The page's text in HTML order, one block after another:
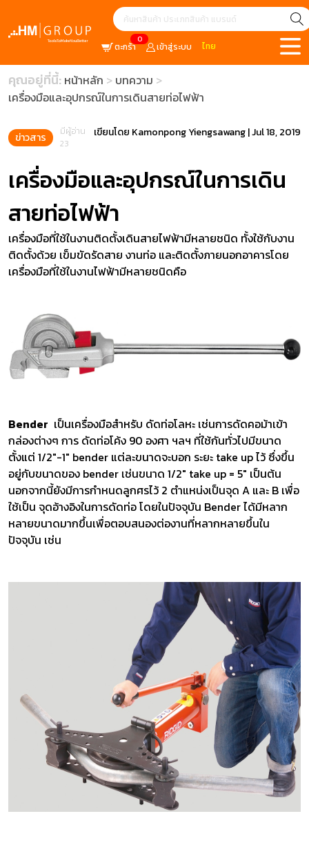
0
ตะกร้า เข้าสู่ระบบ ไทย
คุณอยู่ที่นี้: หน้าหลัก
บทความ
เครื่องมือและอุปกรณ์ในการเดินสายท่อไฟฟ้า
ข่าวสาร
มีผู้อ่าน
23
เขียนโดย Kamonpong Yiengsawang|Jul 18, 2019
เครื่องมือและอุปกรณ์ในการเดิน
สายท่อไฟฟ้า
เครื่องมือที่ใช้ในงานติดตั้งเดินสายไฟฟ้ามีหลายชนิด ทั้งใช้กับงาน
ติดตั้งด้วย เข็มขัดรัดสาย งานท่อ และติดตั้งภายนอกอาคารโดย
เครื่องมือที่ใช้ในงานไฟฟ้ามีหลายชนิดคือ
Bender เป็นเครื่องมือสำหรับ ดัดท่อโลหะ เช่นการดัดคอม้าเข้า
กล่องต่างๆ การ ดัดท่อโค้ง 90 องศา ฯลฯ ที่ใช้กันทั่วไปมีขนาด
ตั้งแต่ 1/2"-1" bender แต่ละขนาดจะบอก ระยะ take up ไว้ ซึ่งขึ้น
อยู่กับขนาดของ bender เช่นขนาด 1/2" take up = 5" เป็นต้น
นอกจากนี้ยังมีการกำหนดลูกศรไว้ 2 ตำแหน่งเป็นจุด A และ B เพื่อ
ใช้เป็น จุดอ้างอิงในการดัดท่อ โดยในปัจจุบัน Bender ได้มีหลาก
หลายขนาดมากขึ้นเพื่อตอบสนองต่องานที่หลากหลายขึ้นใน
ปัจจุบัน เช่น